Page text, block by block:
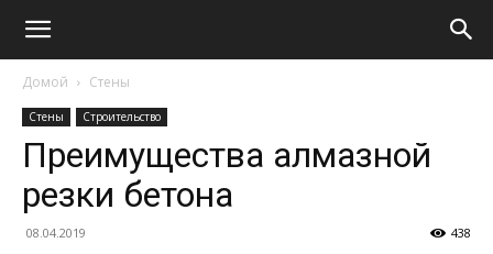
Домой Стены
Стены Строительство
Преимущества алмазной
резки бетона
08.04.2019 438